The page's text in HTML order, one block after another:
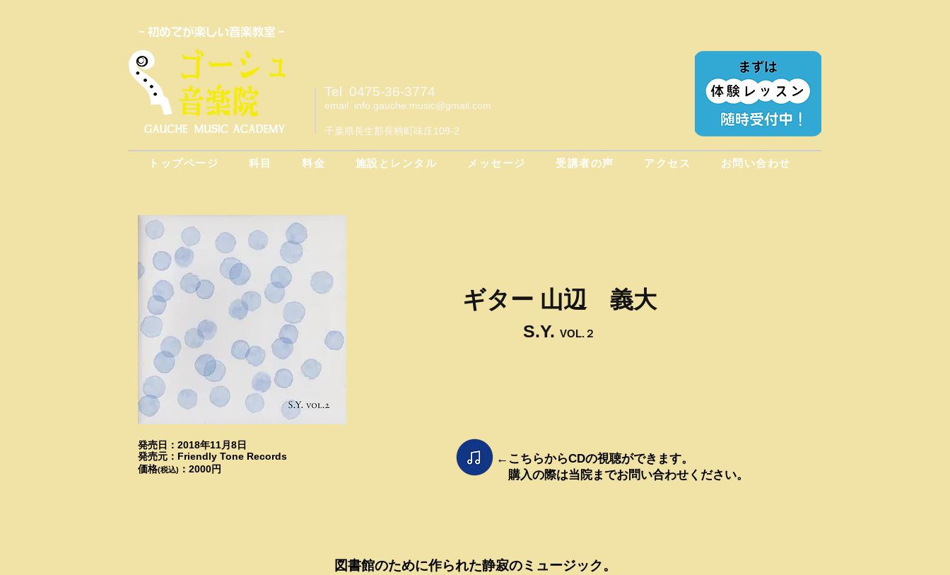
Tel 0475-36-3774
email info.gauche.music@gmail.com
千葉県長生郡長柄町味庄109-2
トップページ 科目 料金 施設とレンタル メッセージ 受講者の声 アクセス お問い合わせ
発売日：2018年11月8日
発売元：Friendly Tone Records
価格(税込) ：2000円
ギター 山辺 義大
S.Y. VOL.２
←こちらからCDの視聴ができます。
購入の際は当院までお問い合わせください。
図書館のために作られた静寂のミュージック。